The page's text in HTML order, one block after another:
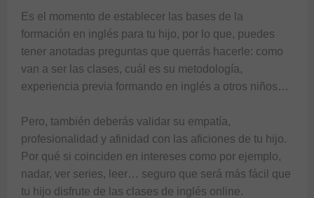
Es el momento de establecer las bases de la
formación en inglés para tu hijo, por lo que, puedes
tener anotadas preguntas que querrás hacerle: como
van a ser las clases, cuál es su metodología,
experiencia previa formando en inglés a otros niños…
Pero, también deberás validar su empatía,
profesionalidad y afinidad con las aficiones de tu hijo.
Por qué si coinciden en intereses como por ejemplo,
nadar, ver series, leer… seguro que será más fácil que
tu hijo disfrute de las clases de inglés online.